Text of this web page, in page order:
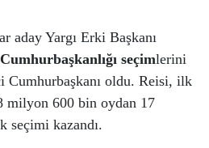
aday Yargı Erki Başkanı
Cumhurbaşkanlığı seçimlerini
Cumhurbaşkanı oldu. Reisi, ilk
milyon 600 bin oydan 17
seçimi kazandı.